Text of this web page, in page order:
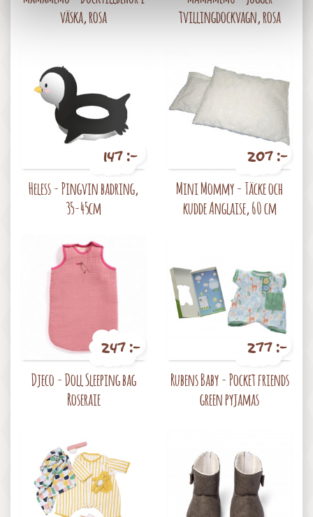
väska, rosa
tvillingdockvagn, rosa
147 :-
Heless - Pingvin badring,
35-45cm
207 :-
Mini Mommy - Täcke och
kudde Anglaise, 60 cm
247 :-
Djeco - Doll Sleeping bag
Roseraie
277 :-
Rubens Baby - Pocket friends
green pyjamas